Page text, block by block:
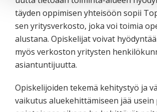
täyden oppimisen yhteisöön sopii
sen yritysverkosto, joka voi toimia
alustana. Opiskelijat voivat
myös verkoston yritysten
asiantuntijuutta.
Opiskelijoiden tekemä kehitystyö ja
vaikutus aluekehittämiseen jää usein